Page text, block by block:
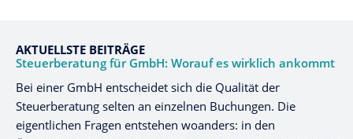
AKTUELLSTE BEITRÄGE
Steuerberatung für GmbH: Worauf es wirklich ankommt
Bei einer GmbH entscheidet sich die Qualität der
Steuerberatung selten an einzelnen Buchungen. Die
eigentlichen Fragen entstehen woanders: in den